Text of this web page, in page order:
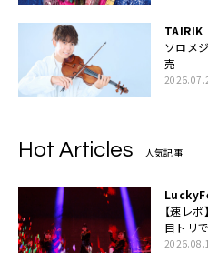
TAIRIK
ソロメ
売
Hot Articles 人気記事
【速レ
目トリ
なありが